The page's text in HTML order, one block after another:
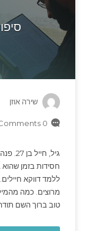
שירה אוזן
0 Comments
גיל,
חסידות בזמן
ללמד דווקא
מרוצים. כמה
טוב ברוך השם